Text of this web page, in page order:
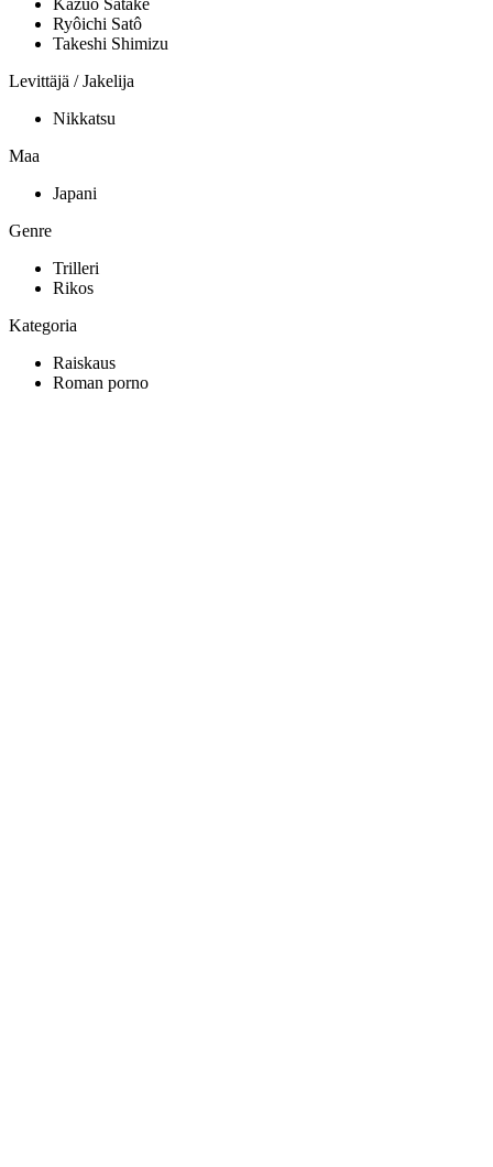
Kazuo Satake
Ryôichi Satô
Takeshi Shimizu
Levittäjä / Jakelija
Nikkatsu
Maa
Japani
Genre
Trilleri
Rikos
Kategoria
Raiskaus
Roman porno